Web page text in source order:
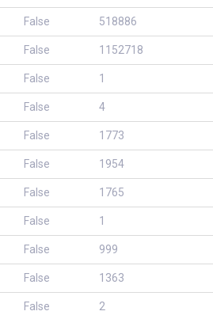
False 518886
False 1152718
False 1
False 4
False 1773
False 1954
False 1765
False 1
False 999
False 1363
False 2